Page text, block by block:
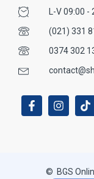
L-V 09:00 -
(021) 331
0374 302
© BGS